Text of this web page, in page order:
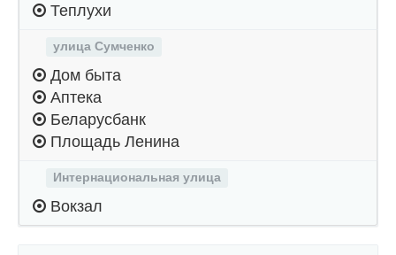
Теплухи
улица Сумченко
Дом быта
Аптека
Беларусбанк
Площадь Ленина
Интернациональная улица
Вокзал